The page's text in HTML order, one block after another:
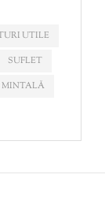
UTILE
SUFLET
MINTALĂ